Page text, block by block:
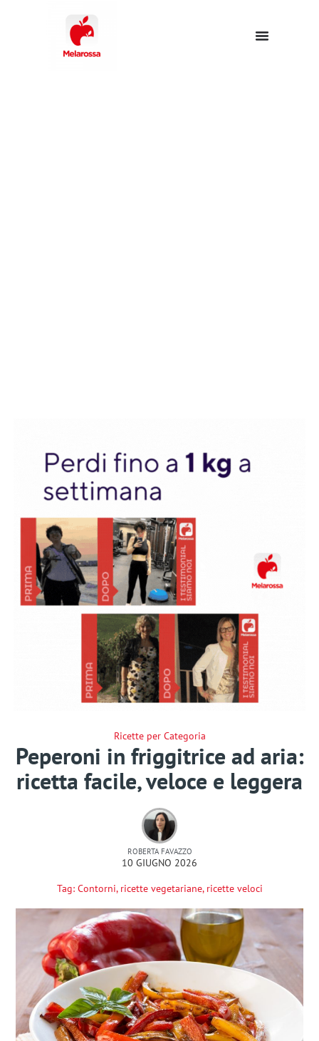
Ricette per Categoria
Peperoni in friggitrice ad aria:
ricetta facile, veloce e leggera
ROBERTA FAVAZZO
10 GIUGNO 2026
Tag: Contorni, ricette vegetariane, ricette veloci